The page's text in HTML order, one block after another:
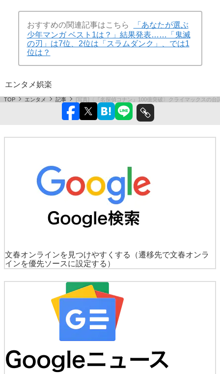
おすすめの関連記事はこちら
「あなたが選ぶ
少年マンガ ベスト1は？」結果発表……「鬼滅
の刃」は7位、2位は「スラムダンク」、では1
位は？
エンタメ娯楽
TOP エンタメ 記事 [写真]〈『名探偵コナン』100億突破〉クライマックスの
文春オンラインを見つけやすくする
（遷移先で文春オンラ
インを優先ソースに設定する）